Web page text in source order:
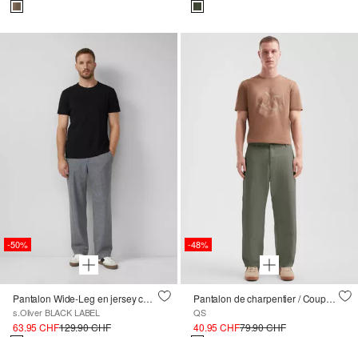
-50%
Pantalon Wide-Leg en jersey chiné avec laine
s.Oliver BLACK LABEL
63.95 CHF129.90 CHF
-48%
Pantalon de charpentier / Coupe ample / Taille moyenne / Jambe droite
QS
40.95 CHF79.90 CHF